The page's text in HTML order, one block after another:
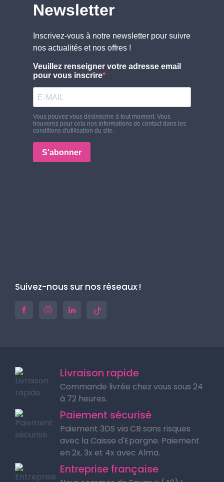
Suivez-nous sur nos réseaux !
Livraison rapide
Commande livrée chez vous sous 24
à 72 heures.
Paiement sécurisé
Paiement 3DS via CB sans risques
avec la Caisse d'Epargne. Paiement
en 2x, 3x et 4x avec Alma.
Entreprise française